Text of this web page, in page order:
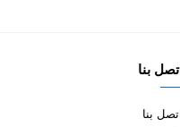
اتصل بنا
اتصل بنا